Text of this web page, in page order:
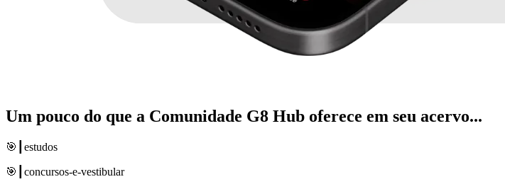
Um pouco do que a Comunidade G8 Hub oferece em seu acervo...
🎯┃estudos
🎯┃concursos-e-vestibular